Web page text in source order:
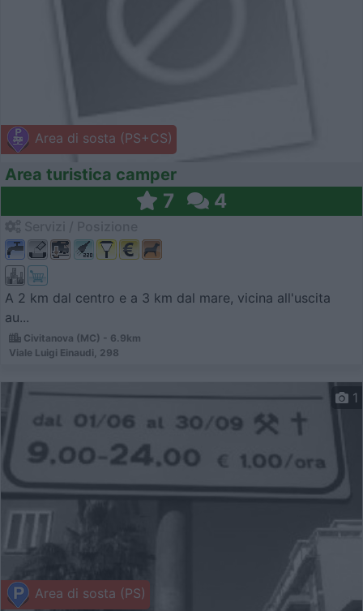
Area di sosta (PS+CS)
Area turistica camper
7 4
A 2 km dal centro e a 3 km dal mare, vicina all'uscita
au...
Civitanova (MC) - 6.9km
Viale Luigi Einaudi, 298
Area di sosta (PS)
1